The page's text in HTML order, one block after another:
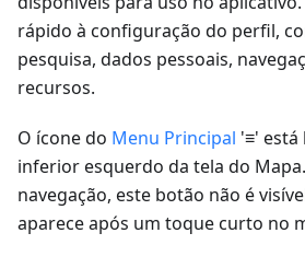
rápido à configuração do perfil,
pesquisa, dados pessoais,
recursos.
O ícone do Menu Principal '≡' está
inferior esquerdo da tela do
navegação, este botão não é
aparece após um toque curto no